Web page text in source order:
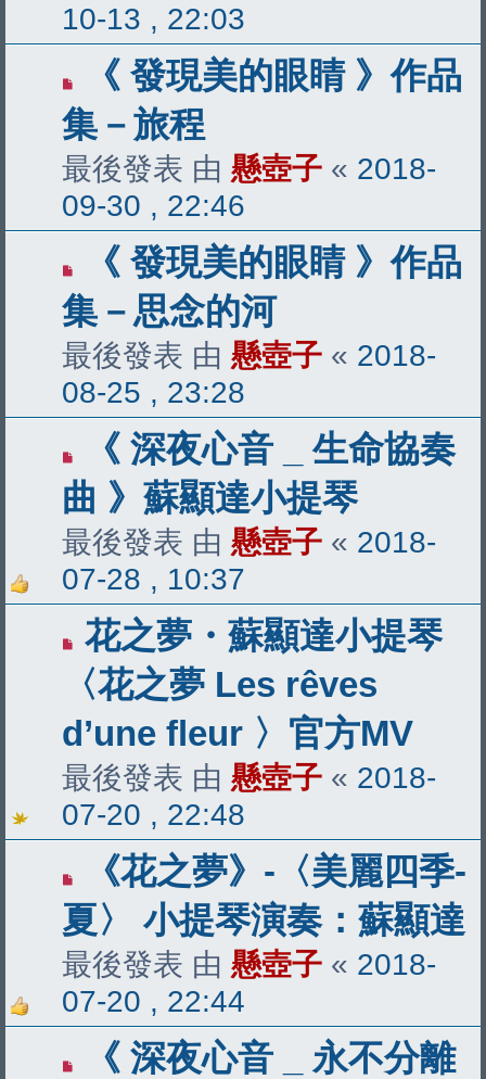
10-13 , 22:03
《 發現美的眼睛 》作品
集－旅程
最後發表 由 懸壺子 « 2018-
09-30 , 22:46
《 發現美的眼睛 》作品
集－思念的河
最後發表 由 懸壺子 « 2018-
08-25 , 23:28
《 深夜心音 _ 生命協奏
曲 》蘇顯達小提琴
最後發表 由 懸壺子 « 2018-
07-28 , 10:37
花之夢・蘇顯達小提琴
〈花之夢 Les rêves
d’une fleur 〉官方MV
最後發表 由 懸壺子 « 2018-
07-20 , 22:48
《花之夢》-〈美麗四季-
夏〉 小提琴演奏：蘇顯達
最後發表 由 懸壺子 « 2018-
07-20 , 22:44
《 深夜心音 _ 永不分離